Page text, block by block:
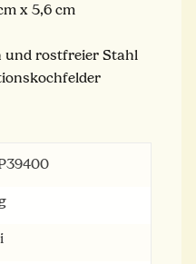
x 5,6 cm
und rostfreier Stahl